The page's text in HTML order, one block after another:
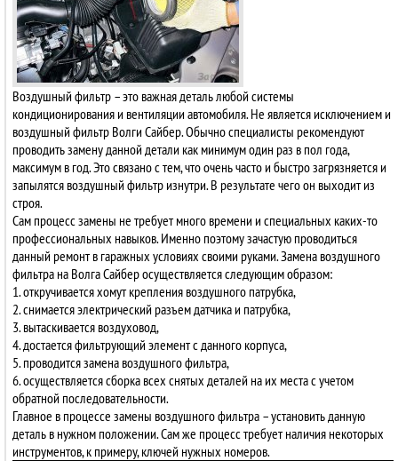
Воздушный фильтр – это важная деталь любой системы
кондиционирования и вентиляции автомобиля. Не является исключением и
воздушный фильтр Волги Сайбер. Обычно специалисты рекомендуют
проводить замену данной детали как минимум один раз в пол года,
максимум в год. Это связано с тем, что очень часто и быстро загрязняется и
запылятся воздушный фильтр изнутри. В результате чего он выходит из
строя.
Сам процесс замены не требует много времени и специальных каких-то
профессиональных навыков. Именно поэтому зачастую проводиться
данный ремонт в гаражных условиях своими руками. Замена воздушного
фильтра на Волга Сайбер осуществляется следующим образом:
1. откручивается хомут крепления воздушного патрубка,
2. снимается электрический разъем датчика и патрубка,
3. вытаскивается воздуховод,
4. достается фильтрующий элемент с данного корпуса,
5. проводится замена воздушного фильтра,
6. осуществляется сборка всех снятых деталей на их места с учетом
обратной последовательности.
Главное в процессе замены воздушного фильтра – установить данную
деталь в нужном положении. Сам же процесс требует наличия некоторых
инструментов, к примеру, ключей нужных номеров.